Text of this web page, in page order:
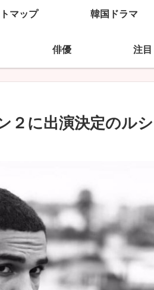
マップ 韓国ドラマ
俳優 注
２に出演決定のル